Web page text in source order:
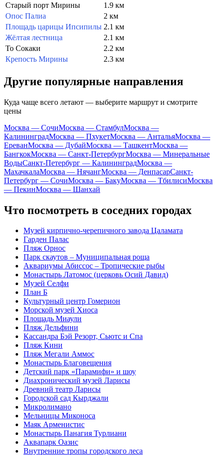
Старый порт Мирины
1.9 км
Опос Палиа
2 км
Площадь царицы Ипсипилы 2.1 км
Жёлтая лестница
2.1 км
То Сокаки
2.2 км
Крепость Мирины
2.3 км
Другие популярные направления
Куда чаще всего летают — выберите маршрут и смотрите
цены
Москва — СочиМосква — СтамбулМосква —
КалининградМосква — ПхукетМосква — АнтальяМосква —
ЕреванМосква — ДубайМосква — ТашкентМосква —
БангкокМосква — Санкт-ПетербургМосква — Минеральные
ВодыСанкт-Петербург — КалининградМосква —
МахачкалаМосква — НячангМосква — ДенпасарСанкт-
Петербург — СочиМосква — БакуМосква — ТбилисиМосква
— ПекинМосква — Шанхай
Что посмотреть в соседних городах
Музей кирпично-черепичного завода Цаламата
Гарден Палас
Пляж Орнос
Парк скаутов – Муниципальная роща
Аквариумы Абиссос – Тропические рыбы
Монастырь Латомос (церковь Осий Давид)
Музей Селфи
План Б
Культурный центр Гомерион
Морской музей Хиоса
Площадь Миаули
Пляж Дельфини
Кассандра Бэй Резорт, Сьютс и Спа
Пляж Кини
Пляж Мегали Аммос
Монастырь Благовещения
Детский парк «Парамифи» и шоу
Диахронический музей Ларисы
Древний театр Ларисы
Городской сад Кырджали
Микролимано
Мельницы Миконоса
Маяк Арменистис
Монастырь Панагия Турлиани
Аквапарк Оазис
Внутренние тропы городского леса